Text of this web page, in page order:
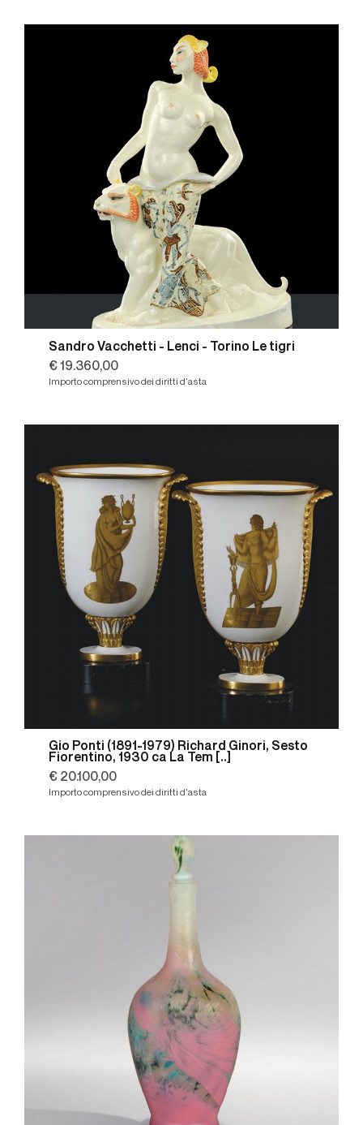
Sandro Vacchetti - Lenci - Torino Le tigri
€ 19.360,00
Importo comprensivo dei diritti d'asta
Gio Ponti (1891-1979) Richard Ginori, Sesto
Fiorentino, 1930 ca La Tem [..]
€ 20.100,00
Importo comprensivo dei diritti d'asta